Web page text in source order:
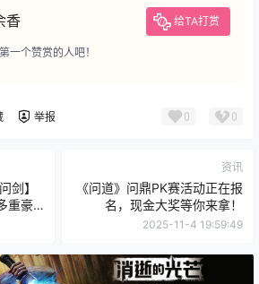
香 给TA打赏
一个赞赏的人吧！
举报 0 0
剑】
重豪
资讯
《问道》问鼎PK赛活动正在报
名，现金大奖等你来拿！
2025-11-4 19:59:49